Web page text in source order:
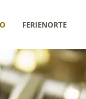
FERIENORTE